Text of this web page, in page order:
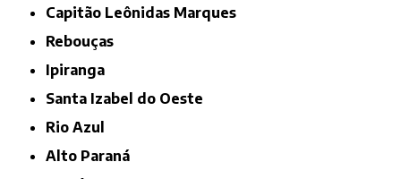
Capitão Leônidas Marques
Rebouças
Ipiranga
Santa Izabel do Oeste
Rio Azul
Alto Paraná